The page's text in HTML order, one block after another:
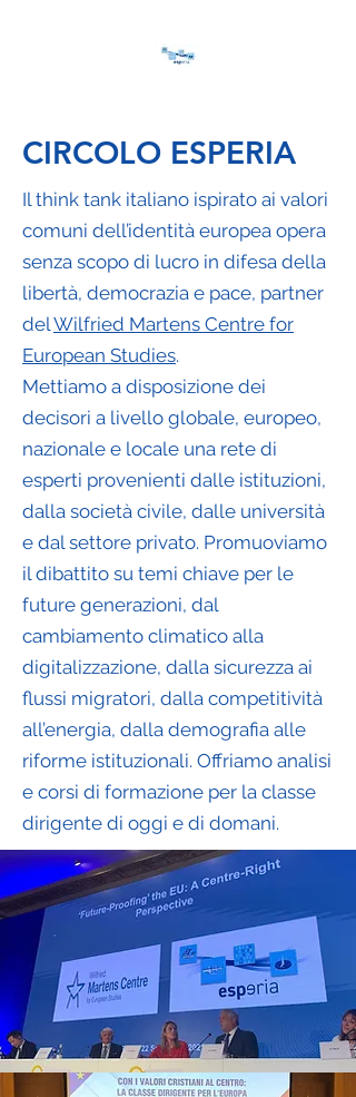
CIRCOLO ESPERIA
Il think tank italiano ispirato ai valori
comuni dell’identità europea opera
senza scopo di lucro in difesa della
libertà, democrazia e pace, partner
delWilfried Martens Centre for
European Studies.
Mettiamo a disposizione dei
decisori a livello globale, europeo,
nazionale e locale una rete di
esperti provenienti dalle istituzioni,
dalla società civile, dalle università
e dal settore privato. Promuoviamo
il dibattito su temi chiave per le
future generazioni, dal
cambiamento climatico alla
digitalizzazione, dalla sicurezza ai
flussi migratori, dalla competitività
all’energia, dalla demografia alle
riforme istituzionali. Offriamo analisi
e corsi di formazione per la classe
dirigente di oggi e di domani.